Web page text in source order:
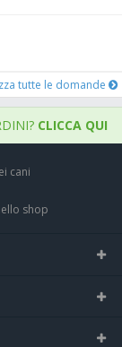
tutte le domande
CLICCA QUI
cani
shop